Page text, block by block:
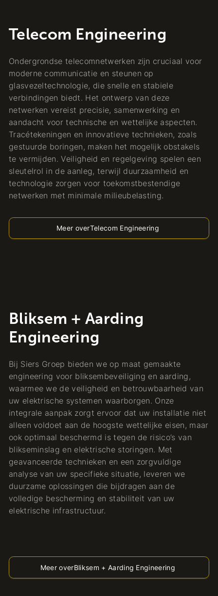
Telecom Engineering
Ondergrondse telecomnetwerken zijn cruciaal voor
moderne communicatie en steunen op
glasvezeltechnologie, die snelle en stabiele
verbindingen biedt. Het ontwerp van deze
netwerken vereist precisie, samenwerking en
aandacht voor technische en wettelijke aspecten.
Tracétekeningen en innovatieve technieken, zoals
gestuurde boringen, maken het mogelijk obstakels
te vermijden. Veiligheid en regelgeving spelen een
sleutelrol in de aanleg, terwijl duurzaamheid en
technologie zorgen voor toekomstbestendige
netwerken met minimale milieubelasting.
Meer overTelecom Engineering
Bliksem + Aarding
Engineering
Bij Siers Groep bieden we op maat gemaakte
engineering voor bliksembeveiliging en aarding,
waarmee we de veiligheid en betrouwbaarheid van
uw elektrische systemen waarborgen. Onze
integrale aanpak zorgt ervoor dat uw installatie niet
alleen voldoet aan de hoogste wettelijke eisen, maar
ook optimaal beschermd is tegen de risico’s van
blikseminslag en elektrische storingen. Met
geavanceerde technieken en een zorgvuldige
analyse van uw specifieke situatie, leveren we
duurzame oplossingen die bijdragen aan de
volledige bescherming en stabiliteit van uw
elektrische infrastructuur.
Meer overBliksem + Aarding Engineering